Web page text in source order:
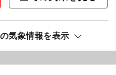
気象情報を表示